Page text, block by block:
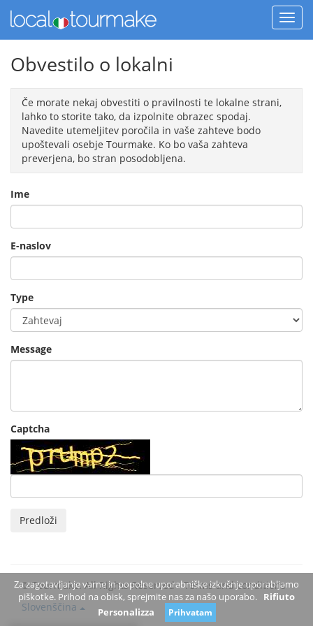
Obvestilo o lokalni
Če morate nekaj obvestiti o pravilnosti te lokalne strani,
lahko to storite tako, da izpolnite obrazec spodaj.
Navedite utemeljitev poročila in vaše zahteve bodo
upoštevali osebje Tourmake. Ko bo vaša zahteva
preverjena, bo stran posodobljena.
Ime
E-naslov
Type
Message
Captcha
Predloži
© Tourmake. All Rights Reserved -Terms and conditions
Slovenščina
Za zagotavljanje varne in popolne uporabniške izkušnje uporabljamo
piškotke. Prihod na obisk, sprejmite nas za našo uporabo. Rifiuto
Personalizza
Prihvatam